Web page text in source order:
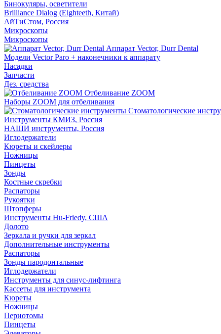
Бинокуляры, осветители
Brilliance Dialog (Eighteeth, Китай)
АйТиСтом, Россия
Микроскопы
Микроскопы
Аппарат Vector, Durr Dental
Модели Vector Paro + наконечники к аппарату
Насадки
Запчасти
Дез. средства
Отбеливание ZOOM
Наборы ZOOM для отбеливания
Стоматологические
Инструменты КМИЗ, Россия
НАШИ инструменты, Россия
Иглодержатели
Кюреты и скейлеры
Ножницы
Пинцеты
Зонды
Костные скребки
Распаторы
Рукоятки
Штопферы
Инструменты Hu-Friedy, США
Долото
Зеркала и ручки для зеркал
Дополнительные инструменты
Распаторы
Зонды пародонтальные
Иглодержатели
Инструменты для синус-лифтинга
Кассеты для инструмента
Кюреты
Ножницы
Периотомы
Пинцеты